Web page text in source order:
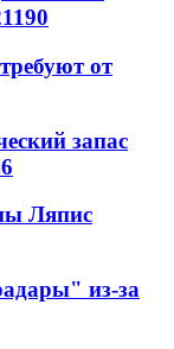
от
запас
Ляпис
из-за